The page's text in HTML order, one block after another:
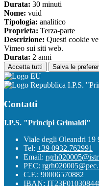
Durata: 30 minuti
Nome: vuid
Tipologia: analitico
Proprieta: Terza-parte
Descrizione: Questi cookie
Vimeo sui siti web.
Durata: 2 anni
Accetta tutti Salva le
I.P.S.
Contatti
I.P.S. "Principi Grimaldi"
Viale degli Oleandri
Tel: +39 0932.762991
Email:
PEC:
C.F.: 90006570882
IBAN: